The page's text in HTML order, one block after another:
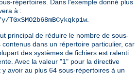
répertoires. Dans l'exemple donné plus
à :
.
principal de réduire le nombre de sous-
dans un répertoire particulier, car
des systèmes de fichiers est ralenti
Avec la valeur "1" pour la directive
y avoir au plus 64 sous-répertoires à un